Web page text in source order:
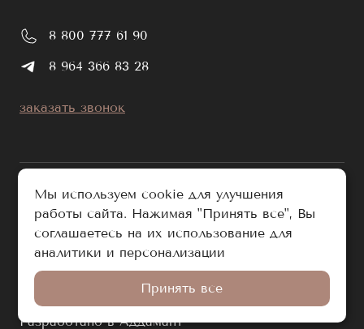
8 800 777 61 90
8 964 366 83 28
заказать звонок
публичная оферта
политика обработки персональных данных
© e-chelle.com 2026. Все права защищены.
Разработано в Аддамант
Мы используем cookie для улучшения
работы сайта. Нажимая "Принять все", Вы
соглашаетесь на их использование для
аналитики и персонализации
Принять все